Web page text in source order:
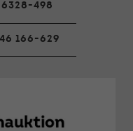
498
166-629